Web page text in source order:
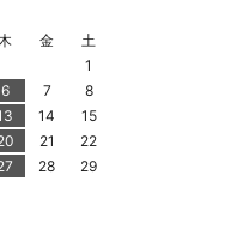
木 金
土
1
6 7
8
14
15
21
22
28
29